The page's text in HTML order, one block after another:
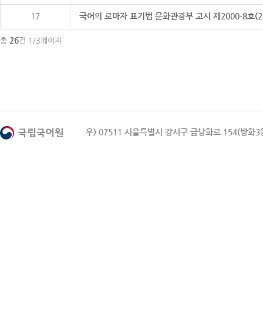
17 국어의 로마자 표기법 문화관광부 고시 제2000-8호
총 26건 1/3페이지
우) 07511 서울특별시 강서구 금낭화로 154(방화3